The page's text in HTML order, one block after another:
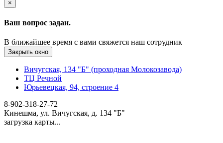
×
Ваш вопрос задан.
В ближайшее время с вами свяжется наш сотрудник
Закрыть окно
Вичугская, 134 "Б" (проходная Молокозавода)
ТЦ Речной
Юрьевецкая, 94, строение 4
8-902-318-27-72
Кинешма, ул. Вичугская, д. 134 "Б"
загрузка карты...